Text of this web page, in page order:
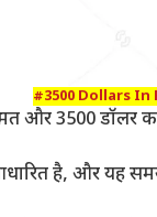
#3500 Dollars In
और 3500 डॉलर
है, और यह